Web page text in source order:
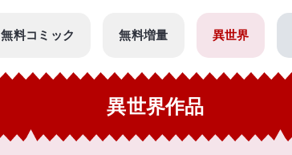
無料コミック 無料増量 異世界
異世界作品